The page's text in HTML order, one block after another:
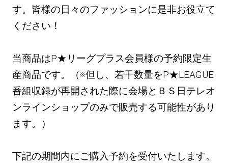
す。皆様の日々のファッションに是非お役立て
ください！
当商品はP★リーグプラス会員様の予約限定生
産商品です。（※但し、若干数量をP★LEAGUE
番組収録が再開された際に会場とＢＳ日テレオ
ンラインショップのみで販売する可能性があり
ます。）
下記の期間内にご購入予約を受付いたします。